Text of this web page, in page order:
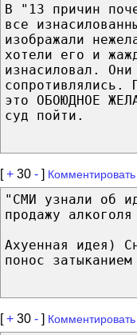
В "13 причин
все
изображали
хотели его и
изнасиловал.
сопротивлялись.
это ОБОЮДНОЕ
суд пойти.
[+ 30 - ]
"СМИ узнали об
продажу
Ахуенная идея)
понос
[+ 30 - ]